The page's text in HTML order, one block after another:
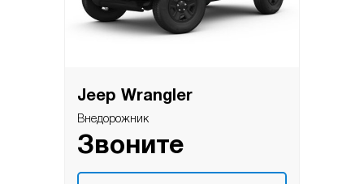
Jeep Wrangler
Внедорожник
Звоните